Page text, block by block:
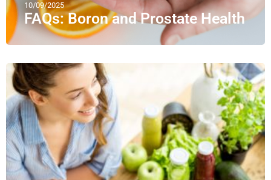
10/09/2025
FAQs: Boron and Prostate Health